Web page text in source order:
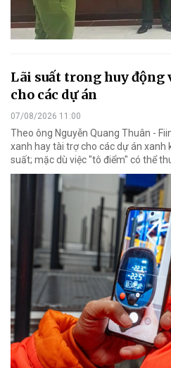
Lãi suất trong huy
cho các dự án
07/08/2026 11:00
Theo ông Nguyễn Quang Thuân -
xanh hay tài trợ cho các dự án xanh
suất; mặc dù việc "tô điểm" có thể